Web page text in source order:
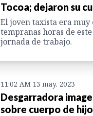
Tocoa; dejaron su
El joven taxista era muy
tempranas horas de
jornada de trabajo.
11:02 AM 13 may. 2023
Desgarradora
sobre cuerpo de